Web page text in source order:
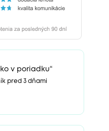
v poriadku“
pred 3 dňami